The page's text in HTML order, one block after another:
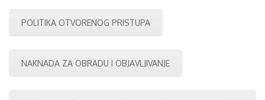
POLITIKA OTVORENOG PRISTUPA
NAKNADA ZA OBRADU I OBJAVLJIVANJE